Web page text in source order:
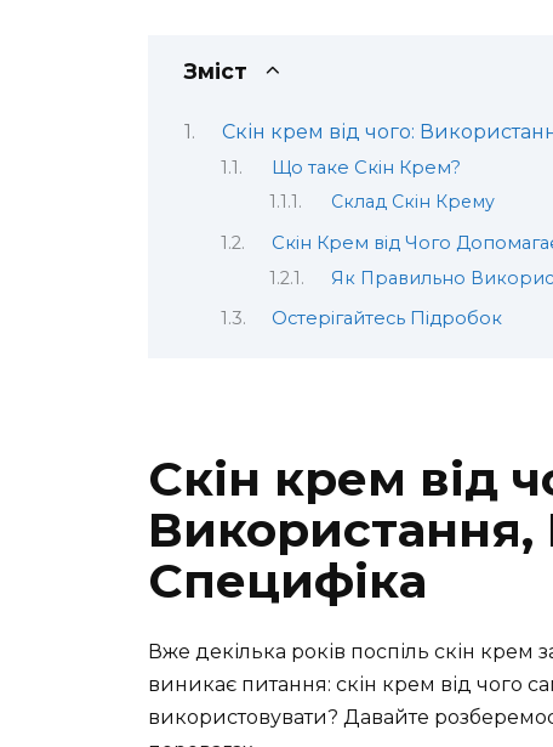
Зміст
Скін крем від чого:
Що таке Скін Крем?
Склад Скін Крему
Скін Крем від Чого
Як Правильно
Остерігайтесь Підробок
Скін крем від
Використання,
Специфіка
Вже декілька років поспіль скін крем
виникає питання: скін крем від чого
використовувати? Давайте